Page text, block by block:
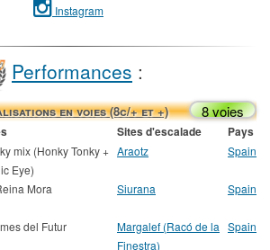
Instagram
Performances :
en voies (8c/+ et +) 8 voies
Sites d'escalade Pays
mix (Honky Tonky +
Eye)
Araotz Spain
Mora Siurana Spain
del Futur
Margalef (Racó de la
Finestra)
Spain